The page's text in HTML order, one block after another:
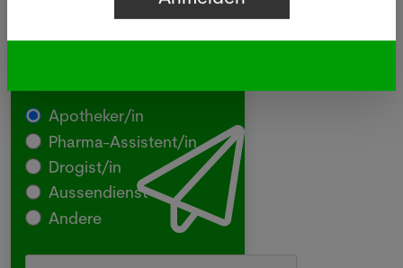
Newsletter
Apotheker/in
Pharma-Assistent/in
Drogist/in
Aussendienst
Andere